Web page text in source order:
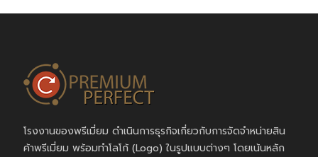
โรงงานของพรีเมี่ยม ดำเนินการธุรกิจเกี่ยวกับการจัดจำหน่ายสิน
ค้าพรีเมี่ยม พร้อมทำโลโก้ (Logo) ในรูปแบบต่างๆ โดยเน้นหลัก